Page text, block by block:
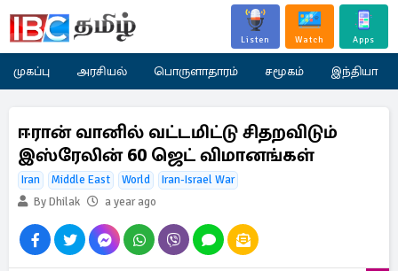
Listen Watch Apps
முகப்பு அரசியல் பொருளாதாரம் சமூகம் இந்தியா
ஈரான் வானில் வட்டமிட்டு சிதறவிடும்
இஸ்ரேலின் 60 ஜெட் விமானங்கள்
Iran Middle East World
Iran-Israel War
By Dhilak
a year ago